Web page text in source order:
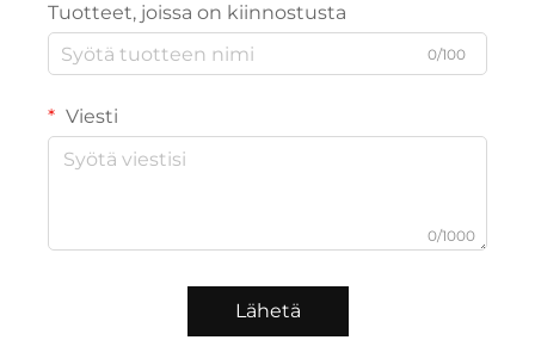
Tuotteet, joissa on kiinnostusta
0/100
Viesti
0/1000
Lähetä